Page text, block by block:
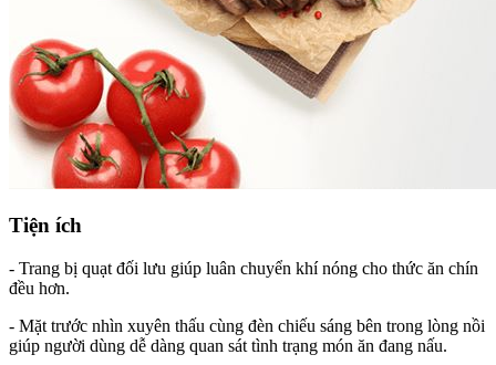
Tiện ích
- Trang bị quạt đối lưu giúp luân chuyển khí nóng cho thức ăn chín
đều hơn.
- Mặt trước nhìn xuyên thấu cùng đèn chiếu sáng bên trong lòng nồi
giúp người dùng dễ dàng quan sát tình trạng món ăn đang nấu.